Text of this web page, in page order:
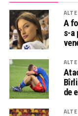
A
s-a
de